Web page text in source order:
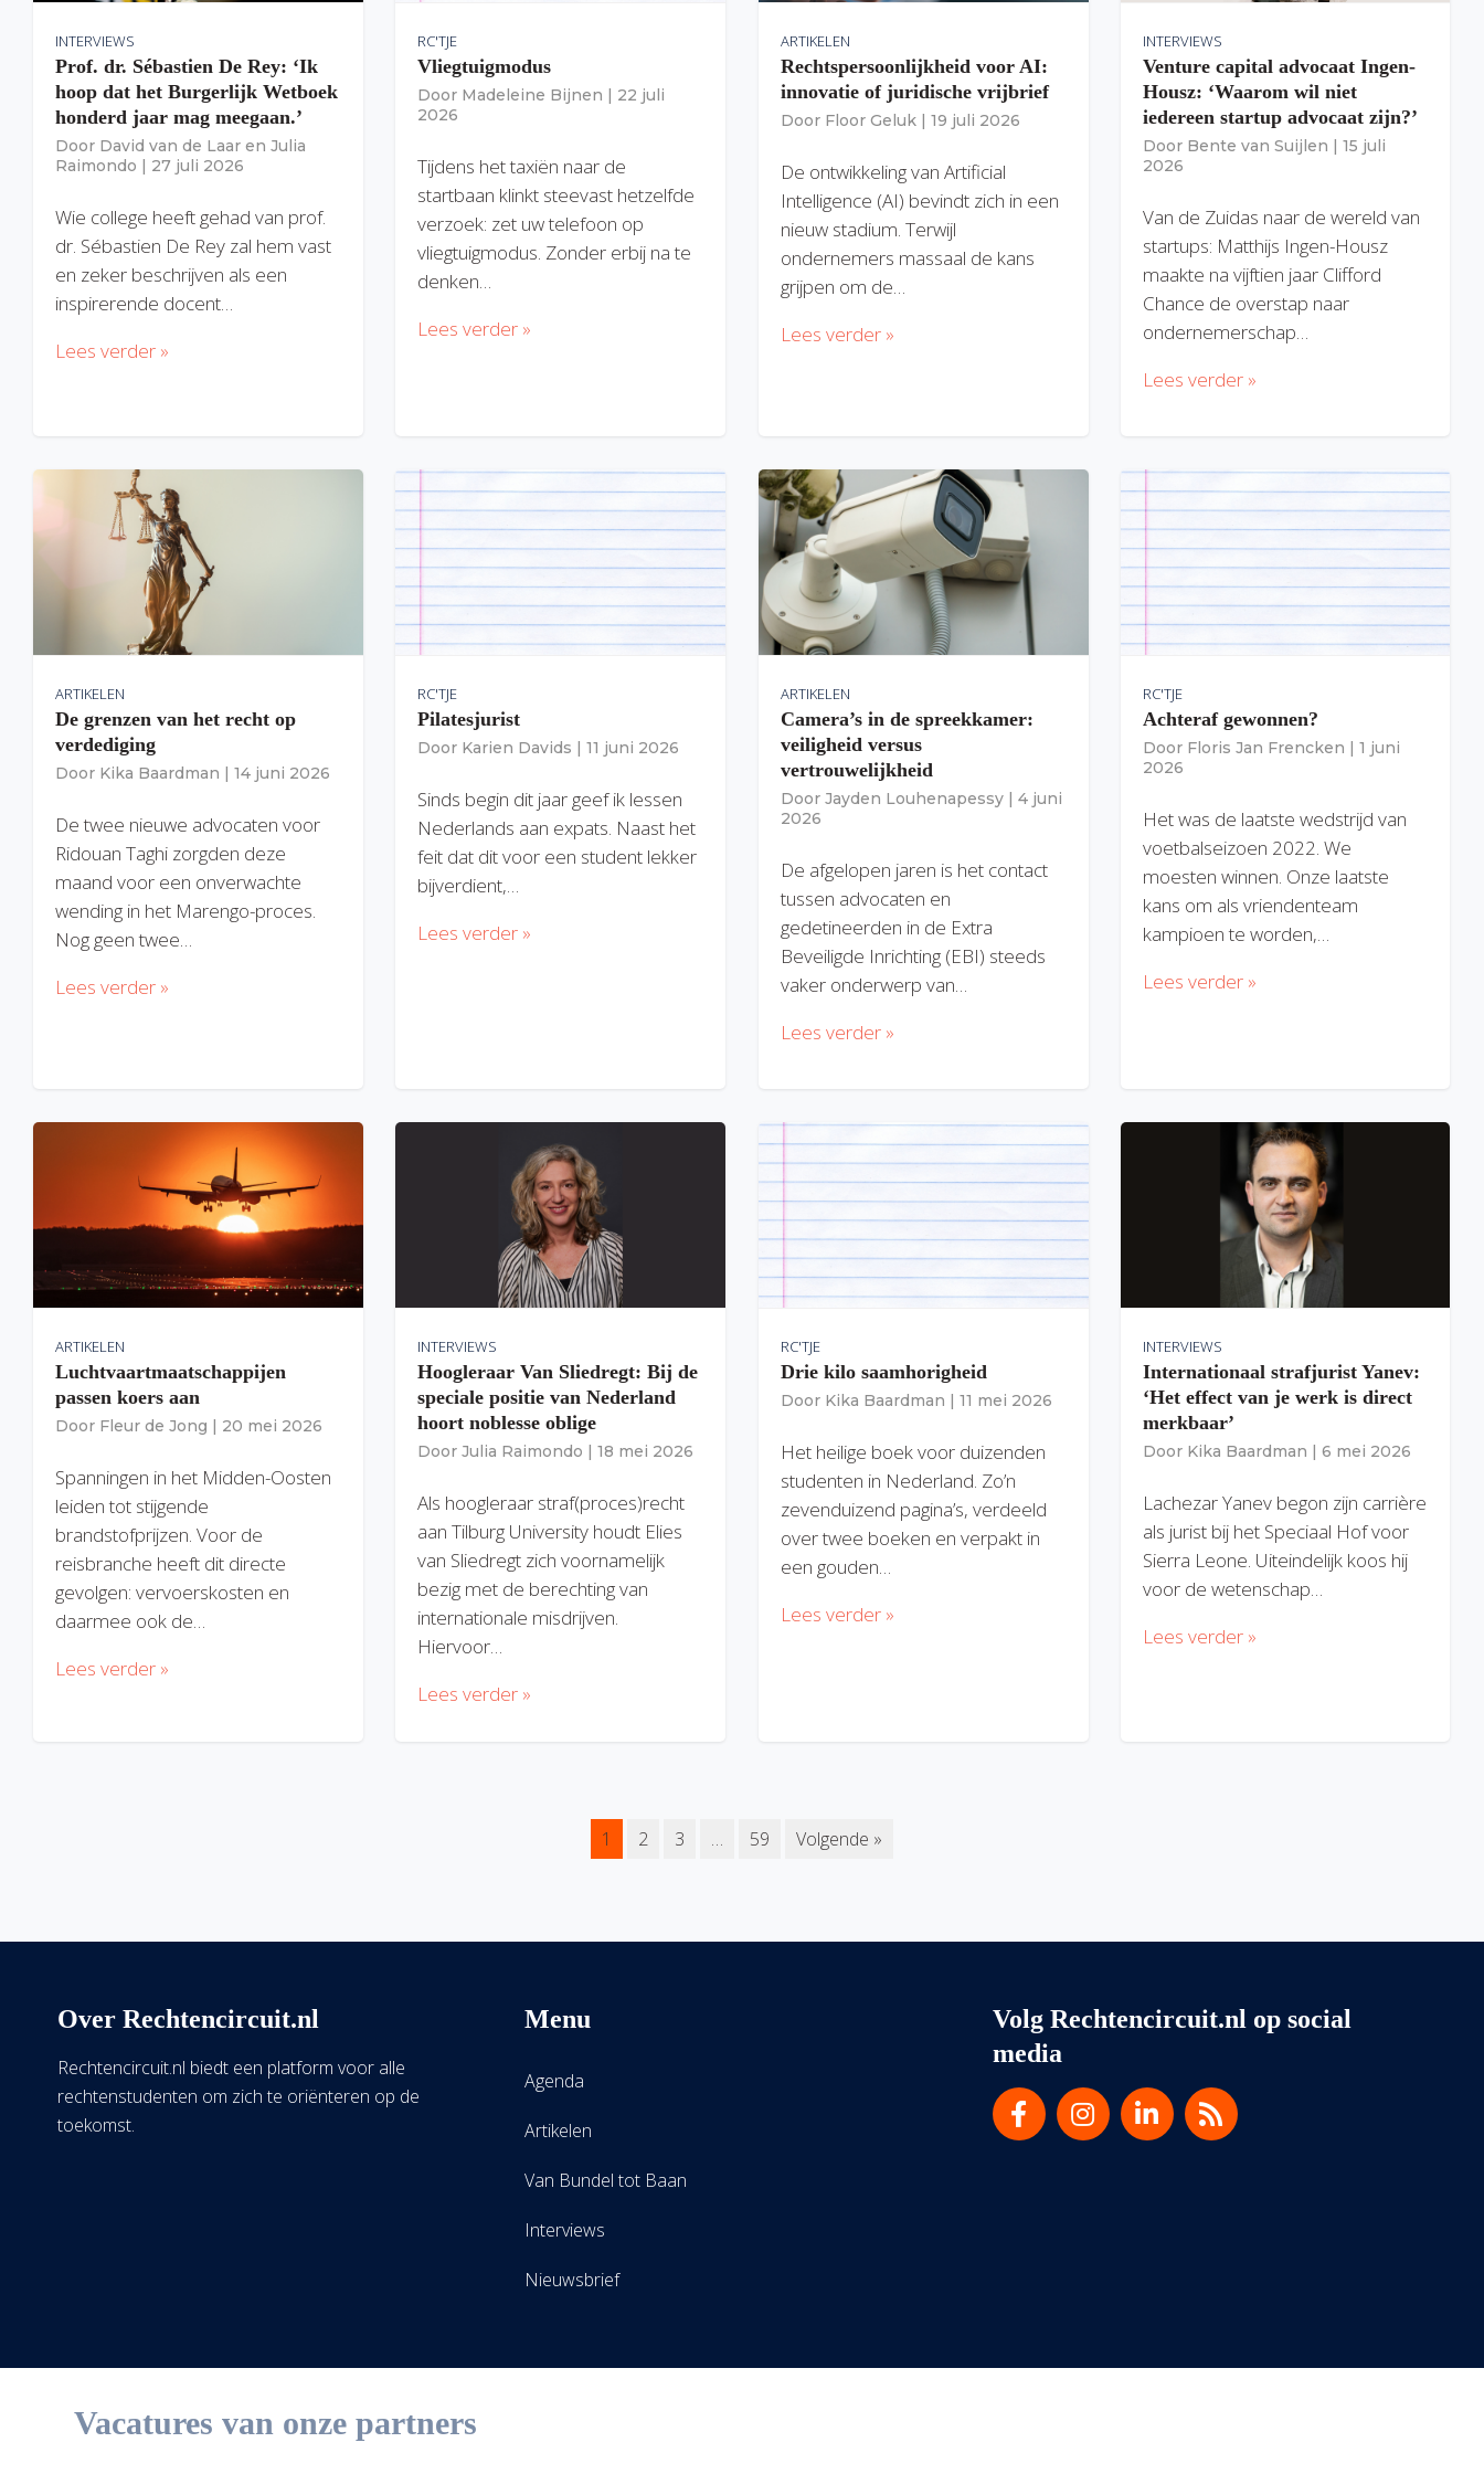
INTERVIEWS
Prof. dr. Sébastien De Rey: ‘Ik
hoop dat het Burgerlijk Wetboek
honderd jaar mag meegaan.’
Door David van de Laar en Julia
Raimondo | 27 juli 2026
Wie college heeft gehad van prof.
dr. Sébastien De Rey zal hem vast
en zeker beschrijven als een
inspirerende docent…
Lees verder »
RC'TJE
Vliegtuigmodus
Door Madeleine Bijnen | 22 juli
2026
Tijdens het taxiën naar de
startbaan klinkt steevast hetzelfde
verzoek: zet uw telefoon op
vliegtuigmodus. Zonder erbij na te
denken…
Lees verder »
ARTIKELEN
Rechtspersoonlijkheid voor AI:
innovatie of juridische vrijbrief
Door Floor Geluk | 19 juli 2026
De ontwikkeling van Artificial
Intelligence (AI) bevindt zich in een
nieuw stadium. Terwijl
ondernemers massaal de kans
grijpen om de…
Lees verder »
INTERVIEWS
Venture capital advocaat Ingen-
Housz: ‘Waarom wil niet
iedereen startup advocaat zijn?’
Door Bente van Suijlen | 15 juli
2026
Van de Zuidas naar de wereld van
startups: Matthijs Ingen-Housz
maakte na vijftien jaar Clifford
Chance de overstap naar
ondernemerschap…
Lees verder »
ARTIKELEN
De grenzen van het recht op
verdediging
Door Kika Baardman | 14 juni 2026
De twee nieuwe advocaten voor
Ridouan Taghi zorgden deze
maand voor een onverwachte
wending in het Marengo-proces.
Nog geen twee…
Lees verder »
RC'TJE
Pilatesjurist
Door Karien Davids | 11 juni 2026
Sinds begin dit jaar geef ik lessen
Nederlands aan expats. Naast het
feit dat dit voor een student lekker
bijverdient,…
Lees verder »
ARTIKELEN
Camera’s in de spreekkamer:
veiligheid versus
vertrouwelijkheid
Door Jayden Louhenapessy | 4 juni
2026
De afgelopen jaren is het contact
tussen advocaten en
gedetineerden in de Extra
Beveiligde Inrichting (EBI) steeds
vaker onderwerp van…
Lees verder »
RC'TJE
Achteraf gewonnen?
Door Floris Jan Frencken | 1 juni
2026
Het was de laatste wedstrijd van
voetbalseizoen 2022. We
moesten winnen. Onze laatste
kans om als vriendenteam
kampioen te worden,…
Lees verder »
ARTIKELEN
Luchtvaartmaatschappijen
passen koers aan
Door Fleur de Jong | 20 mei 2026
Spanningen in het Midden-Oosten
leiden tot stijgende
brandstofprijzen. Voor de
reisbranche heeft dit directe
gevolgen: vervoerskosten en
daarmee ook de…
Lees verder »
INTERVIEWS
Hoogleraar Van Sliedregt: Bij de
speciale positie van Nederland
hoort noblesse oblige
Door Julia Raimondo | 18 mei 2026
Als hoogleraar straf(proces)recht
aan Tilburg University houdt Elies
van Sliedregt zich voornamelijk
bezig met de berechting van
internationale misdrijven.
Hiervoor…
Lees verder »
RC'TJE
Drie kilo saamhorigheid
Door Kika Baardman | 11 mei 2026
Het heilige boek voor duizenden
studenten in Nederland. Zo’n
zevenduizend pagina’s, verdeeld
over twee boeken en verpakt in
een gouden…
Lees verder »
INTERVIEWS
Internationaal strafjurist Yanev:
‘Het effect van je werk is direct
merkbaar’
Door Kika Baardman | 6 mei 2026
Lachezar Yanev begon zijn carrière
als jurist bij het Speciaal Hof voor
Sierra Leone. Uiteindelijk koos hij
voor de wetenschap…
Lees verder »
1 2 3 … 59 Volgende »
Over Rechtencircuit.nl
Rechtencircuit.nl biedt een platform voor alle
rechtenstudenten om zich te oriënteren op de
toekomst.
Menu
Agenda
Artikelen
Van Bundel tot Baan
Interviews
Nieuwsbrief
Volg Rechtencircuit.nl op social
media
Vacatures van onze partners